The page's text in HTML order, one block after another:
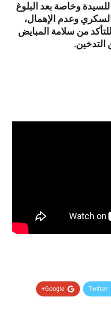
وخاصة بعد البلوغ
وعدم الإهمال،
من سلامة المبايض
التدخين.
Twitter
Google+